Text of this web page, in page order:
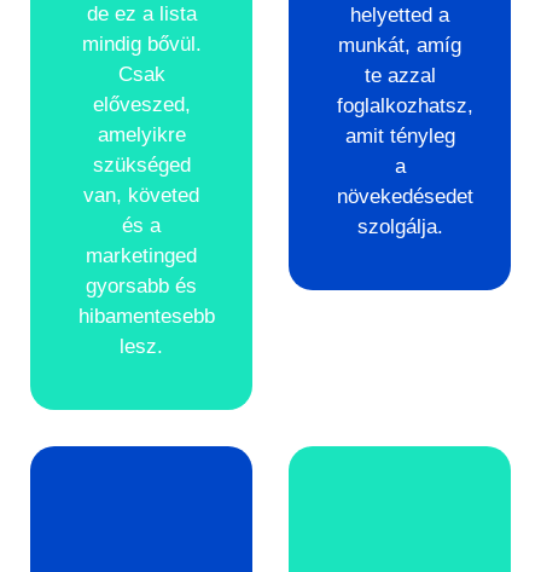
de ez a lista
mindig bővül.
Csak
előveszed,
amelyikre
szükséged
van, követed
és a
marketinged
gyorsabb és
hibamentesebb
lesz.
helyetted a
munkát, amíg
te azzal
foglalkozhatsz,
amit tényleg
a
növekedésedet
szolgálja.